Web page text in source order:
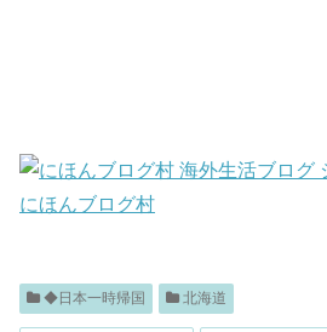
にほんブログ村
◆日本一時帰国 北海道